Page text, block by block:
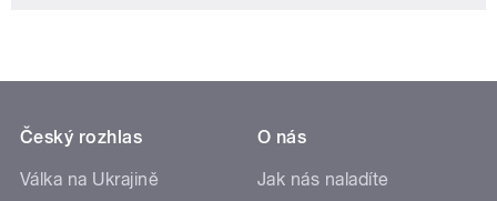
Český rozhlas
Válka na Ukrajině
O nás
Jak nás naladíte